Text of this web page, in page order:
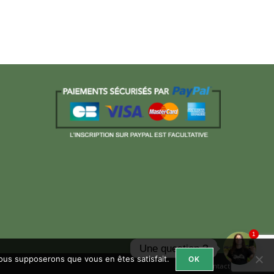
Contact
supposerons que vous en êtes satisfait. OK
Une question ?
1